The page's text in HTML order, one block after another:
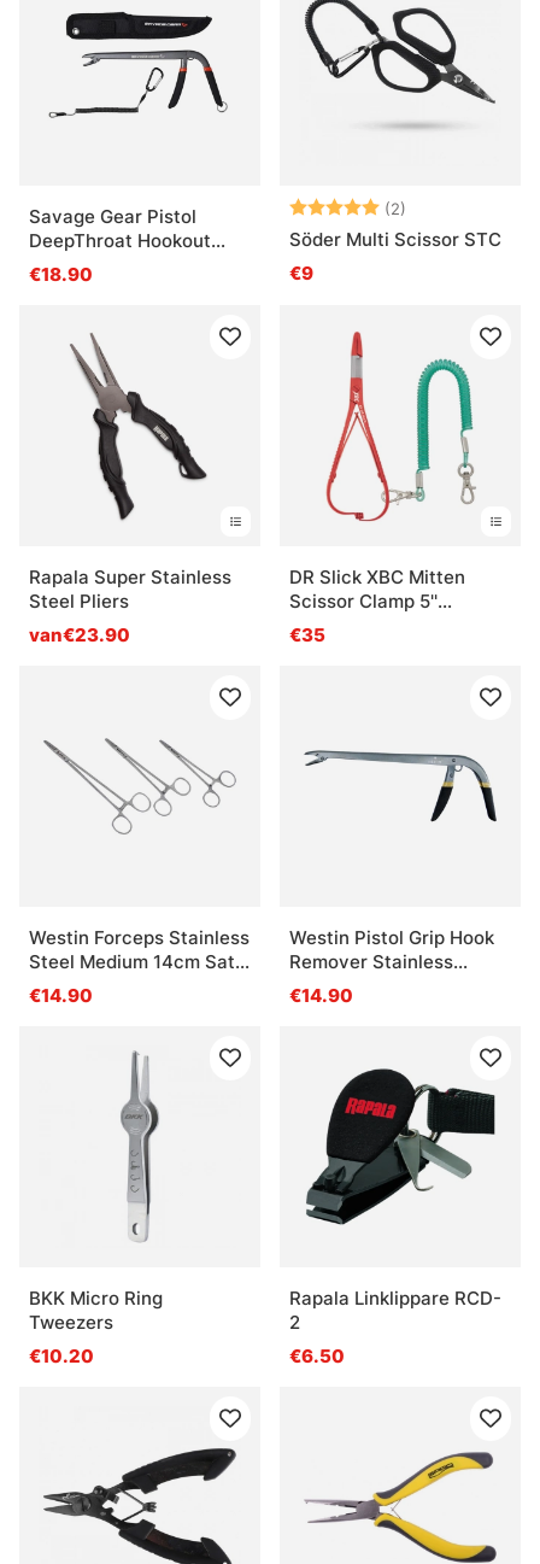
Savage Gear Pistol
DeepThroat Hookout
22.5cm
€18.90
Beoordeling:
(2)
Söder Multi Scissor STC
€9
Rapala Super Stainless
Steel Pliers
van€23.90
DR Slick XBC Mitten
Scissor Clamp 5''
Straight
€35
Westin Forceps Stainless
Steel Medium 14cm Satin
Finish
€14.90
Westin Pistol Grip Hook
Remover Stainless
12'/30cm
€14.90
BKK Micro Ring
Tweezers
€10.20
Rapala Linklippare RCD-
2
€6.50